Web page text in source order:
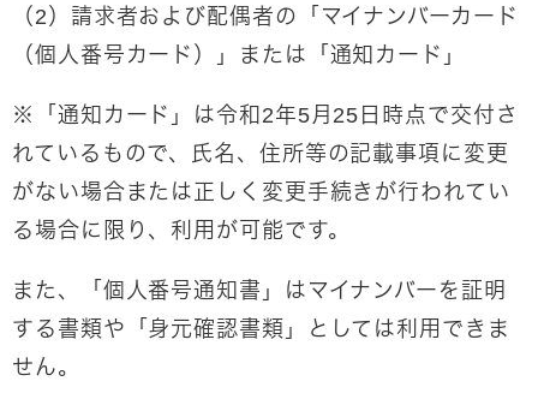
（2）請求者および配偶者の「マイナンバーカード
（個人番号カード）」または「通知カード」
※「通知カード」は令和2年5月25日時点で交付さ
れているもので、氏名、住所等の記載事項に変更
がない場合または正しく変更手続きが行われてい
る場合に限り、利用が可能です。
また、「個人番号通知書」はマイナンバーを証明
する書類や「身元確認書類」としては利用できま
せん。